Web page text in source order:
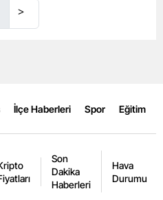
>
İlçe Haberleri Spor Eğitim
Son
Dakika
Haberleri
Hava
Durumu